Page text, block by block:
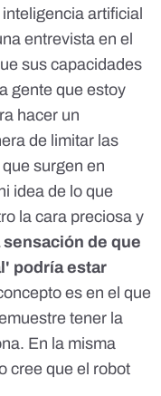
artificial
entrevista en el
sus capacidades
gente que estoy
hacer un
de limitar las
surgen en
idea de lo que
la cara preciosa y
de que
podría estar
es en el que
tener la
En la misma
cree que el robot